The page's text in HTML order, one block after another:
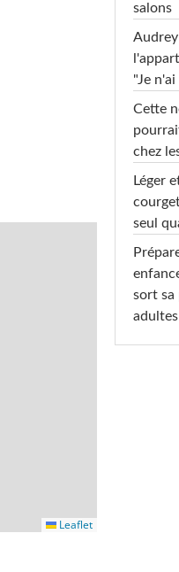
Leaflet
salons
"Je
Cette
chez
Léger
seul
sort sa
adultes